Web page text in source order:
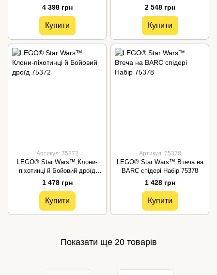
Тано 75362
4 398 грн
Купити
2 548 грн
Купити
Артикул: 75372
LEGO® Star Wars™ Клони-
піхотинці й Бойовий дроїд
75372
1 478 грн
Купити
Артикул: 75378
LEGO® Star Wars™ Втеча на
BARC спідері Набір 75378
1 428 грн
Купити
Показати ще 20 товарів